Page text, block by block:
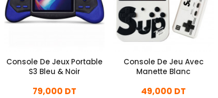
Console De Jeux Portable
S3 Bleu & Noir
79,000 DT
Console De Jeu Avec
Manette Blanc
49,000 DT